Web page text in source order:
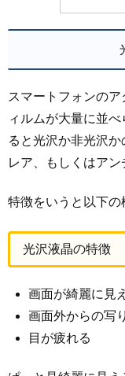
スマートフォンの
ィルムが大量に並
ると光沢か非光沢
レア、もしくはアン
特徴をいうと以下の
光沢液晶の特徴
画面が綺麗に見
画面外からの写
目が疲れる